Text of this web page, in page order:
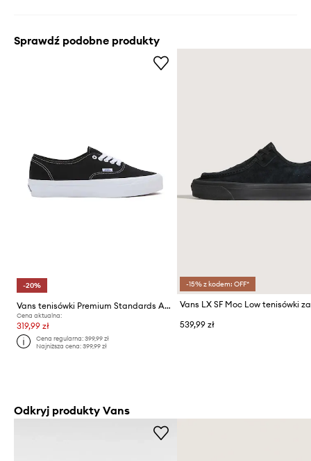
Sprawdź podobne produkty
-20%
Vans tenisówki Premium Standards Authentic Reissue 44
Cena aktualna:
319,99 zł
Cena regularna:399,99 zł
Najniższa cena:399,99 zł
-15% z kodem: OFF*
539,99 zł
Odkryj produkty Vans